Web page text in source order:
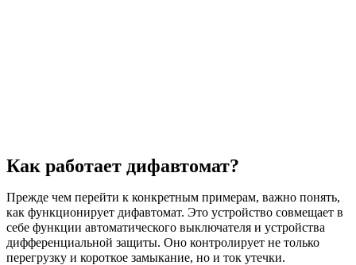
Как работает дифавтомат?
Прежде чем перейти к конкретным примерам, важно понять,
как функционирует дифавтомат. Это устройство совмещает в
себе функции автоматического выключателя и устройства
дифференциальной защиты. Оно контролирует не только
перегрузку и короткое замыкание, но и ток утечки.